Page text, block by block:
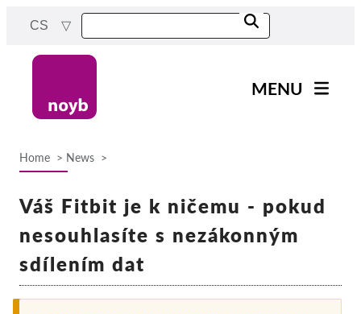
content
CS
MENU
Projekty
orgánů
Rozhodnutí pro jednotlivé
Home News
Váš Fitbit je k ničemu - pokud
nesouhlasíte s nezákonným
sdílením dat